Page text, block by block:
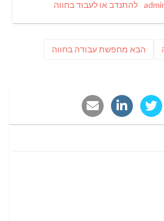
Categories
להתנדב או לעבוד בחווה
הבא פוסט
מחפשת עבודה בחווה